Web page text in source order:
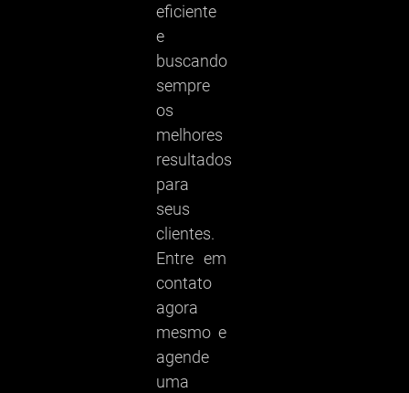
eficiente
e
buscando
sempre
os
melhores
resultados
para
seus
clientes.
Entre em
contato
agora
mesmo e
agende
uma